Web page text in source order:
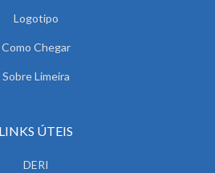
Logotipo
Como Chegar
Sobre Limeira
LINKS ÚTEIS
DERI